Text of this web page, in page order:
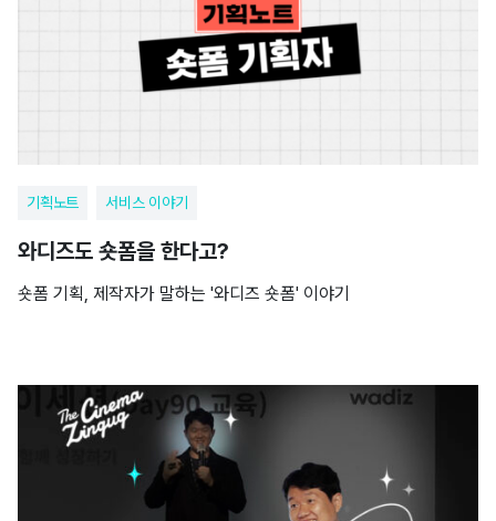
기획노트 서비스 이야기
와디즈도 숏폼을 한다고?
숏폼 기획, 제작자가 말하는 '와디즈 숏폼' 이야기